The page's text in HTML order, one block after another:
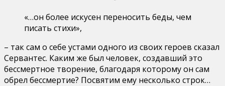
«…он более искусен переносить беды, чем
писать стихи»,
– так сам о себе устами одного из своих героев сказал
Сервантес. Каким же был человек, создавший это
бессмертное творение, благодаря которому он сам
обрел бессмертие? Посвятим ему несколько строк…